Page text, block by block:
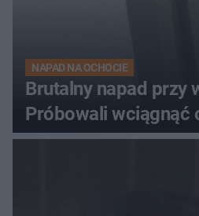
NAPAD NA OCHOCIE
Brutalny napad przy
Próbowali wciągnąć